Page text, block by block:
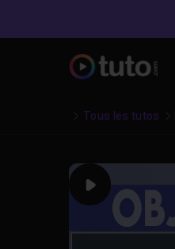
Tous les tutos
Play